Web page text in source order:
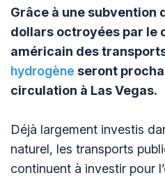
Grâce à une subvention
dollars octroyées par le
américain des
hydrogène seront
circulation à Las Vegas.
Déjà largement investis
naturel, les transports
continuent à investir pour